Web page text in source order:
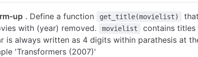
up . Define a function get_title(movielist) that
with (year) removed.
movielist
contains
is always written as 4 digits within parathesis at
'Transformers (2007)'